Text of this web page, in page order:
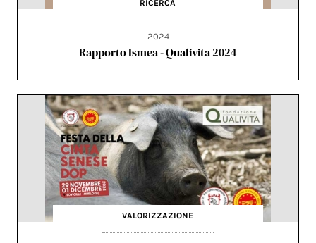
RICERCA
2024
Rapporto Ismea - Qualivita 2024
VALORIZZAZIONE